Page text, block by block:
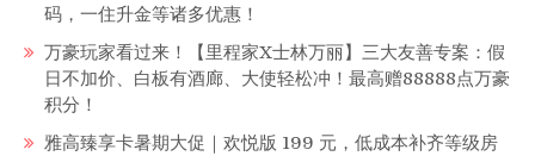
码，一住升金等诸多优惠！
万豪玩家看过来！【里程家X士林万丽】三大友善专案：假
日不加价、白板有酒廊、大使轻松冲！最高赠88888点万豪
积分！
雅高臻享卡暑期大促｜欢悦版 199 元，低成本补齐等级房